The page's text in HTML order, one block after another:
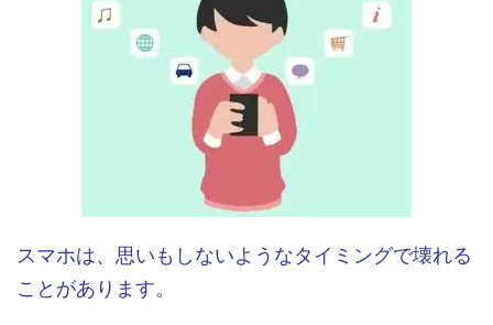
スマホは、思いもしないようなタイミングで壊れる
ことがあります。